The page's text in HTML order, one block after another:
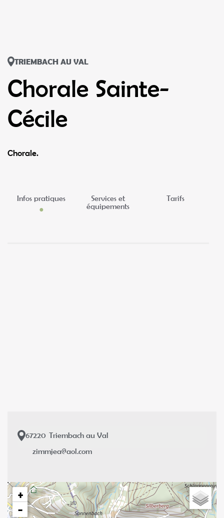
TRIEMBACH AU VAL
Chorale Sainte-
Cécile
Chorale.
Infos pratiques
Services et
équipements
Tarifs
67220 Triembach au Val
zimmjea@aol.com
+
−